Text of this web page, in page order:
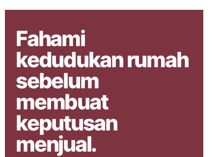
Fahami
kedudukan rumah
sebelum
membuat
keputusan
menjual.